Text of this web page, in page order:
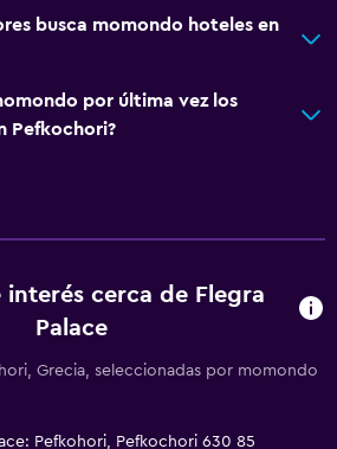
busca momondo hoteles en
por última vez los
Pefkochori?
interés cerca de Flegra
Palace
Grecia, seleccionadas por momondo
Pefkohori, Pefkochori 630 85